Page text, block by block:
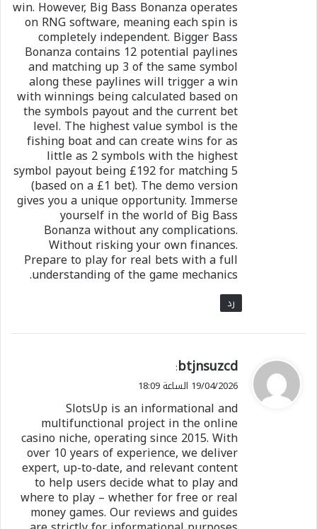
win. However, Big Bass Bonanza operates
on RNG software, meaning each spin is
completely independent. Bigger Bass
Bonanza contains 12 potential paylines
and matching up 3 of the same symbol
along these paylines will trigger a win
with winnings being calculated based on
the symbols payout and the current bet
level. The highest value symbol is the
fishing boat and can create wins for as
little as 2 symbols with the highest
symbol payout being £192 for matching 5
(based on a £1 bet). The demo version
gives you a unique opportunity. Immerse
yourself in the world of Big Bass
Bonanza without any complications.
Without risking your own finances.
Prepare to play for real bets with a full
understanding of the game mechanics.
رد
ي
ق
ل
btjnsuzcd
:
19/04/2026 الساعة 18:09
SlotsUp is an informational and
multifunctional project in the online
casino niche, operating since 2015. With
over 10 years of experience, we deliver
expert, up-to-date, and relevant content
to help users decide what to play and
where to play – whether for free or real
money games. Our reviews and guides